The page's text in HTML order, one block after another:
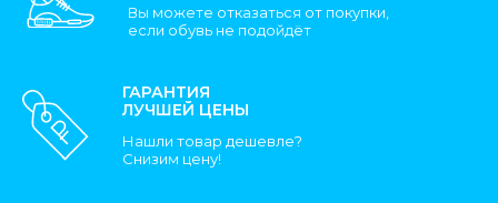
Вы можете отказаться от покупки,
если обувь не подойдёт
ГАРАНТИЯ
ЛУЧШЕЙ ЦЕНЫ
Нашли товар дешевле?
Снизим цену!